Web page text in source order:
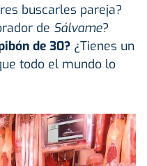
buscarles pareja?
de Sálvame?
de 30? ¿Tienes un
todo el mundo lo